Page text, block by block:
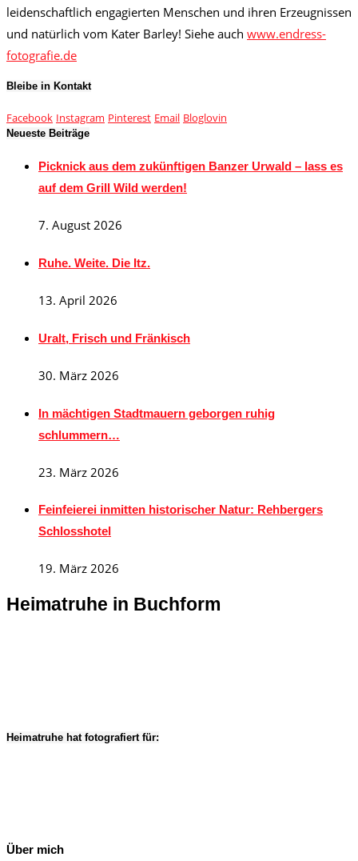
leidenschaftlich engagierten Menschen und ihren Erzeugnissen
und natürlich vom Kater Barley! Siehe auch www.endress-
fotografie.de
Bleibe in Kontakt
Facebook Instagram Pinterest Email Bloglovin
Neueste Beiträge
Picknick aus dem zukünftigen Banzer Urwald – lass es
auf dem Grill Wild werden!
7. August 2026
Ruhe. Weite. Die Itz.
13. April 2026
Uralt, Frisch und Fränkisch
30. März 2026
In mächtigen Stadtmauern geborgen ruhig
schlummern…
23. März 2026
Feinfeierei inmitten historischer Natur: Rehbergers
Schlosshotel
19. März 2026
Heimatruhe in Buchform
Heimatruhe hat fotografiert für:
Über mich